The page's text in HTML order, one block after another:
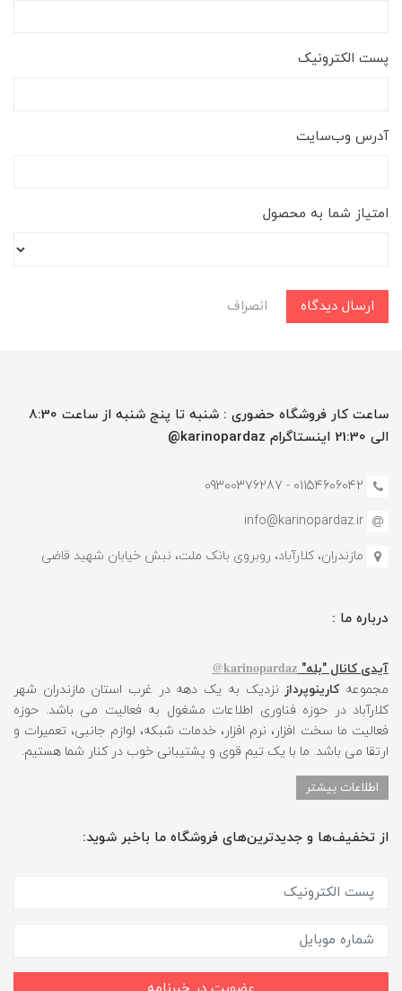
پست الکترونیک
آدرس وب‌سایت
امتیاز شما به محصول
ارسال دیدگاه انصراف
ساعت کار فروشگاه حضوری : شنبه تا پنج شنبه از ساعت 8:30
الی 21:30 اینستاگرام karinopardaz@
01154606042 - 09300376287
info@karinopardaz.ir
مازندران، کلارآباد، روبروی بانک ملت، نبش خیابان شهید قاضی
درباره ما :
آیدی کانال "بله" karinopardaz@
مجموعهکارینوپرداز نزدیک به یک دهه در غرب استان مازندران شهر
کلارآباد در حوزه فناوری اطلاعات مشغول به فعالیت می باشد. حوزه
فعالیت ما سخت افزار، نرم افزار، خدمات شبکه، لوازم جانبی، تعمیرات و
ارتقا می باشد. ما با یک تیم قوی و پشتیبانی خوب در کنار شما هستیم.
اطلاعات بیشتر
از تخفیف‌ها و جدیدترین‌های فروشگاه ما باخبر شوید: